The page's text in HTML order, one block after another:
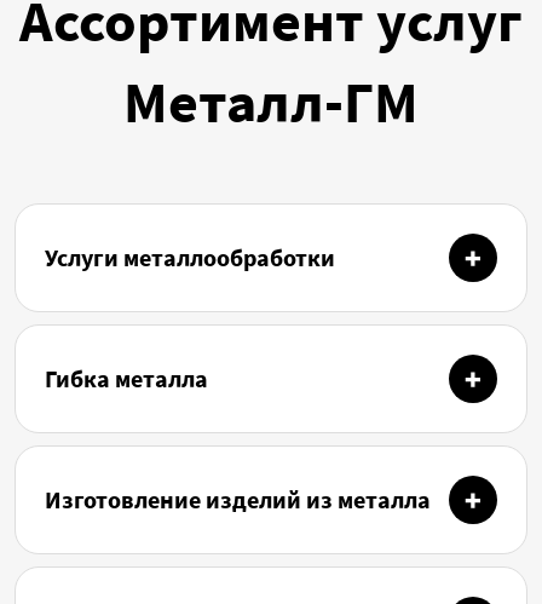
Ассортимент услуг
Металл-ГМ
Услуги металлообработки
Гибка металла
Изготовление изделий из металла